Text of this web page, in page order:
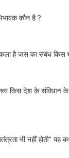
कौन है ?
है जस का संबंध किस
किस देश के संविधान के
भी नहीं होती”